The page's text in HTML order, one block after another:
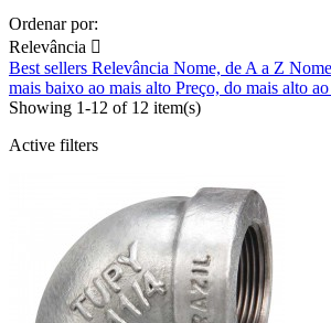
Ordenar por:
Relevância 
Best sellers Relevância Nome, de A a Z
mais baixo ao mais alto Preço, do mais alto
Showing 1-12 of 12 item(s)
Active filters